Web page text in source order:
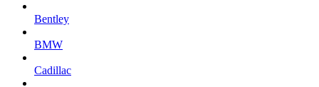
Bentley
BMW
Cadillac